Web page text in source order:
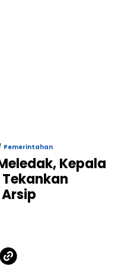
Pemerintahan
Kepala
Tekankan